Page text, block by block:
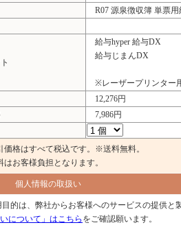
R07 源泉徴収簿 単票
給与hyper 給与DX
給与じまんDX
※レーザープリンター
12,276円
7,986円
格はすべて税込です。※送料無料。
お客様負担となります。
個人情報の取扱い
的は、弊社からお客様へのサービスの提供と
について」はこちら をご確認願います。